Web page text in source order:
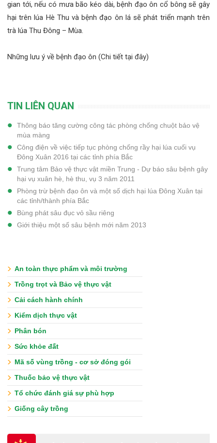
gian tới, nếu có mưa bão kéo dài, bệnh đạo ôn cổ bông sẽ gây
hại trên lúa Hè Thu và bệnh đạo ôn lá sẽ phát triển mạnh trên
trà lúa Thu Đông – Mùa.
Những lưu ý về bệnh đạo ôn (Chi tiết tại đây)
TIN LIÊN QUAN
Thông báo tăng cường công tác phòng chống chuột bảo vệ
mùa màng
Công điện về việc tiếp tục phòng chống rầy hại lúa cuối vụ
Đông Xuân 2016 tại các tỉnh phía Bắc
Trung tâm Bảo vệ thực vật miền Trung - Dự báo sâu bệnh gây
hại vụ xuân hè, hè thu, vụ 3 năm 2011
Phòng trừ bệnh đạo ôn và một số dịch hại lúa Đông Xuân tại
các tỉnh/thành phía Bắc
Bùng phát sâu đục vỏ sầu riêng
Giới thiệu một số sâu bệnh mới năm 2013
An toàn thực phẩm và môi trường
Trồng trọt và Bảo vệ thực vật
Cải cách hành chính
Kiểm dịch thực vật
Phân bón
Sức khỏe đất
Mã số vùng trồng - cơ sở đóng gói
Thuốc bảo vệ thực vật
Tổ chức đánh giá sự phù hợp
Giống cây trồng